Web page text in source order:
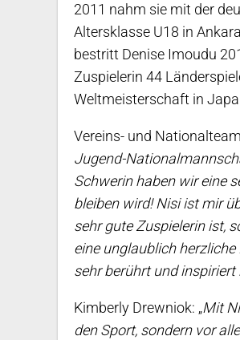
2011 nahm sie mit der
Altersklasse U18 in
bestritt Denise Imoudu
Zuspielerin 44
Weltmeisterschaft in
Vereins- und
Jugend-
Schwerin haben wir eine
bleiben wird! Nisi ist mir
sehr gute Zuspielerin ist,
eine unglaublich
sehr berührt und inspiriert
Kimberly Drewniok: „Mit
den Sport, sondern vor